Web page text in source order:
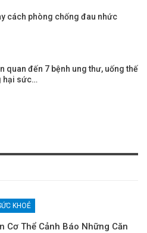
cách phòng chống đau nhức
quan đến 7 bệnh ung thư, uống thế
hại sức…
KHOẺ
Cơ Thể Cảnh Báo Những Căn